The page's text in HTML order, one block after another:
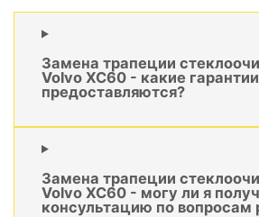
Замена трапеции
Volvo XC60 - какие гарантии
предоставляются?
Замена трапеции
Volvo XC60 - могу ли я
консультацию по вопросам